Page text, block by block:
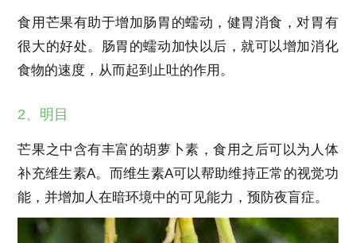
食用芒果有助于增加肠胃的蠕动，健胃消食，对胃有
很大的好处。肠胃的蠕动加快以后，就可以增加消化
食物的速度，从而起到止吐的作用。
2、明目
芒果之中含有丰富的胡萝卜素，食用之后可以为人体
补充维生素A。而维生素A可以帮助维持正常的视觉功
能，并增加人在暗环境中的可见能力，预防夜盲症。